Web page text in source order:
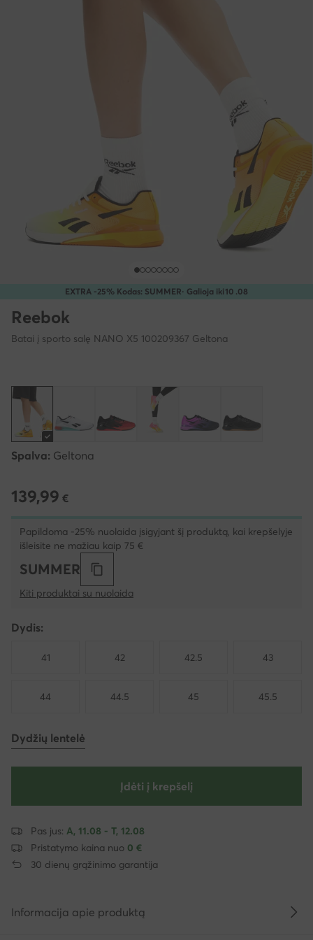
EXTRA -25% Kodas: SUMMER· Galioja iki10 .08
Reebok
Batai į sporto salę NANO X5 100209367 Geltona
Spalva: Geltona
139,99 €
139,99 €
Papildoma -25% nuolaida įsigyjant šį produktą, kai krepšelyje
išleisite ne mažiau kaip 75 €
SUMMER
Kiti produktai su nuolaida
Dydis:
41 42 42.5 43
44 44.5 45 45.5
Dydžių lentelė
Įdėti į krepšelį
Pas jus: A, 11.08 - T, 12.08
Pristatymo kaina nuo 0 €
30 dienų grąžinimo garantija
Informacija apie produktą